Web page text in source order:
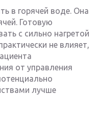
в горячей воде. Она
Готовую
с сильно нагретой
не влияет,
от управления
лучше